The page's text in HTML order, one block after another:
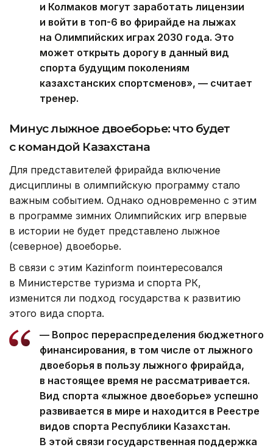
и Колмаков могут заработать лицензии
и войти в топ-6 во фрирайде на лыжах
на Олимпийских играх 2030 года. Это
может открыть дорогу в данный вид
спорта будущим поколениям
казахстанских спортсменов», — считает
тренер.
Минус лыжное двоеборье: что будет
с командой Казахстана
Для представителей фрирайда включение
дисциплины в олимпийскую программу стало
важным событием. Однако одновременно с этим
в программе зимних Олимпийских игр впервые
в истории не будет представлено лыжное
(северное) двоеборье.
В связи с этим Kazinform поинтересовался
в Министерстве туризма и спорта РК,
изменится ли подход государства к развитию
этого вида спорта.
— Вопрос перераспределения бюджетного
финансирования, в том числе от лыжного
двоеборья в пользу лыжного фрирайда,
в настоящее время не рассматривается.
Вид спорта «лыжное двоеборье» успешно
развивается в мире и находится в Реестре
видов спорта Республики Казахстан.
В этой связи государственная поддержка